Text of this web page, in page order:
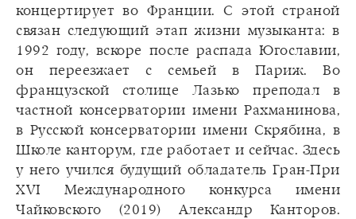
концертирует во Франции. С этой страной
связан следующий этап жизни музыканта: в
1992 году, вскоре после распада Югославии,
он переезжает с семьей в Париж. Во
французской столице Лазько преподал в
частной консерватории имени Рахманинова,
в Русской консерватории имени Скрябина, в
Школе канторум, где работает и сейчас. Здесь
у него учился будущий обладатель Гран-При
XVI Международного конкурса имени
Чайковского (2019) Александр Канторов.